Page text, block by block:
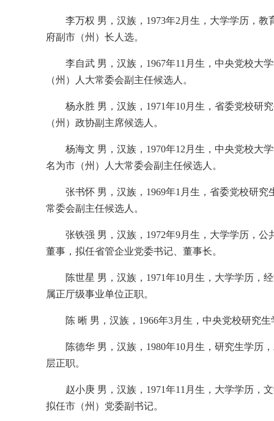
李万权 男，汉族，1973年2月生，大学学历，
府副市（州）长人选。
李自武 男，汉族，1967年11月生，中央党校大
（州）人大常委会副主任候选人。
杨永胜 男，汉族，1971年10月生，省委党校研
（州）政协副主席候选人。
杨海文 男，汉族，1970年12月生，中央党校大
名为市（州）人大常委会副主任候选人。
张书怀 男，汉族，1969年1月生，省委党校研
常委会副主任候选人。
张铁强 男，汉族，1972年9月生，大学学历，
董事，拟任省管企业党委书记、董事长。
陈世星 男，汉族，1971年10月生，大学学历，
属正厅级事业单位正职。
陈 晰 男，汉族，1966年3月生，中央党校研究
陈德华 男，汉族，1980年10月生，研究生学历
层正职。
赵小庚 男，汉族，1971年11月生，大学学历，
拟任市（州）党委副书记。